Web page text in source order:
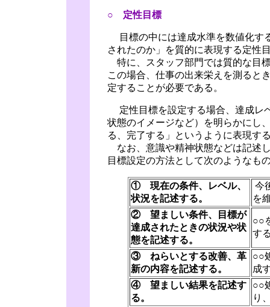
○ 定性目標
目標の中には達成水準を数値化す
されたのか」を質的に表現する定性
特に、スタッフ部門では質的な目
この場合、仕事の出来栄えを測ると
定することが必要である。
定性目標を設定する場合、達成レ
状態のイメージなど）を明らかにし
る、完了する」というように表現す
なお、意識や精神状態などは記述
目標設定の方法として次のような
① 現在の条件、レベル、
状況を記述する。
今
を
② 望ましい条件、目標が
達成されたときの状況や状
態を記述する。
○○
す
③ ねらいとする改善、革
新の内容を記述する。
○○
成
④ 望ましい結果を記述す
る。
○○
り